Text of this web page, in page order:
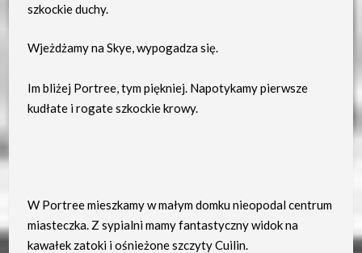
szkockie duchy.
Wjeżdżamy na Skye, wypogadza się.
Im bliżej Portree, tym piękniej. Napotykamy pierwsze
kudłate i rogate szkockie krowy.
W Portree mieszkamy w małym domku nieopodal centrum
miasteczka. Z sypialni mamy fantastyczny widok na
kawałek zatoki i ośnieżone szczyty Cuilin.